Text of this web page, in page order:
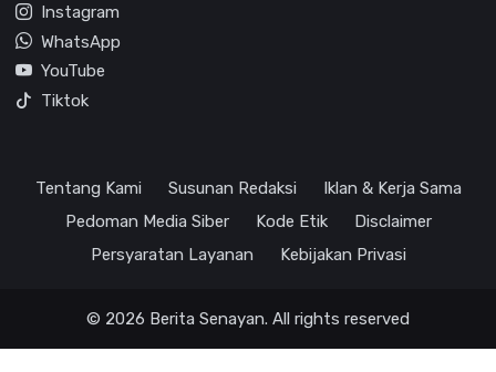
Instagram
WhatsApp
YouTube
Tiktok
Tentang Kami Susunan Redaksi
Iklan & Kerja Sama
Pedoman Media Siber
Kode Etik
Disclaimer
Persyaratan Layanan
Kebijakan Privasi
© 2026 Berita Senayan. All rights reserved